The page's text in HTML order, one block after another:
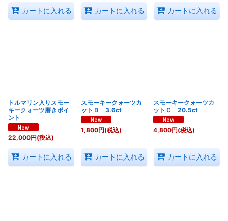
カートに入れる カートに入れる カートに入れる
トルマリン入りスモー
キークォーツ磨きポイ
ント
22,000円(税込)
カートに入れる
スモーキークォーツカ
ットＢ 3.6ct
1,800円(税込)
カートに入れる
スモーキークォーツカ
ットＣ 20.5ct
4,800円(税込)
カートに入れる